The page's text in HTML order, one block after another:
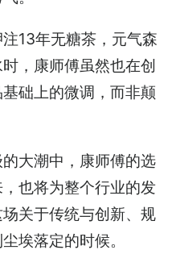
13年无糖茶，元气森
，康师傅虽然也在创
础上的微调，而非颠
大潮中，康师傅的选
也将为整个行业的发
关于传统与创新、规
埃落定的时候。